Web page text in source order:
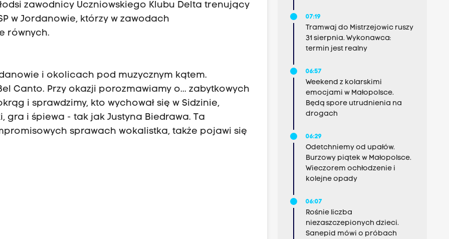
zawodnicy Uczniowskiego Klubu Delta trenujący
w Jordanowie, którzy w zawodach
równych.
i okolicach pod muzycznym kątem.
Canto. Przy okazji porozmawiamy o... zabytkowych
i sprawdzimy, kto wychował się w Sidzinie,
gra i śpiewa - tak jak Justyna Biedrawa. Ta
sprawach wokalistka, także pojawi się
07:19
Tramwaj do Mistrzejowic ruszy
31 sierpnia. Wykonawca:
termin jest realny
06:57
Weekend z kolarskimi
emocjami w Małopolsce.
Będą spore utrudnienia na
drogach
06:29
Odetchniemy od upałów.
Burzowy piątek w Małopolsce.
Wieczorem ochłodzenie i
kolejne opady
06:07
Rośnie liczba
niezaszczepionych dzieci.
Sanepid mówi o próbach